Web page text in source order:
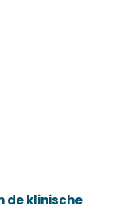
de klinische